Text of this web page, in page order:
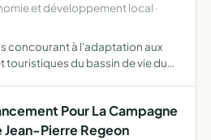
et développement local ·
concourant à l'adaptation aux
touristiques du bassin de vie du
Pour La Campagne
Jean-Pierre Regeon